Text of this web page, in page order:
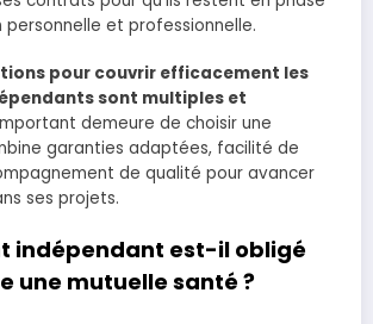
personnelle et professionnelle.
pour couvrir efficacement les
sont multiples et
demeure de choisir une
garanties adaptées, facilité de
de qualité pour avancer
ses projets.
indépendant est-il obligé
une mutuelle santé ?